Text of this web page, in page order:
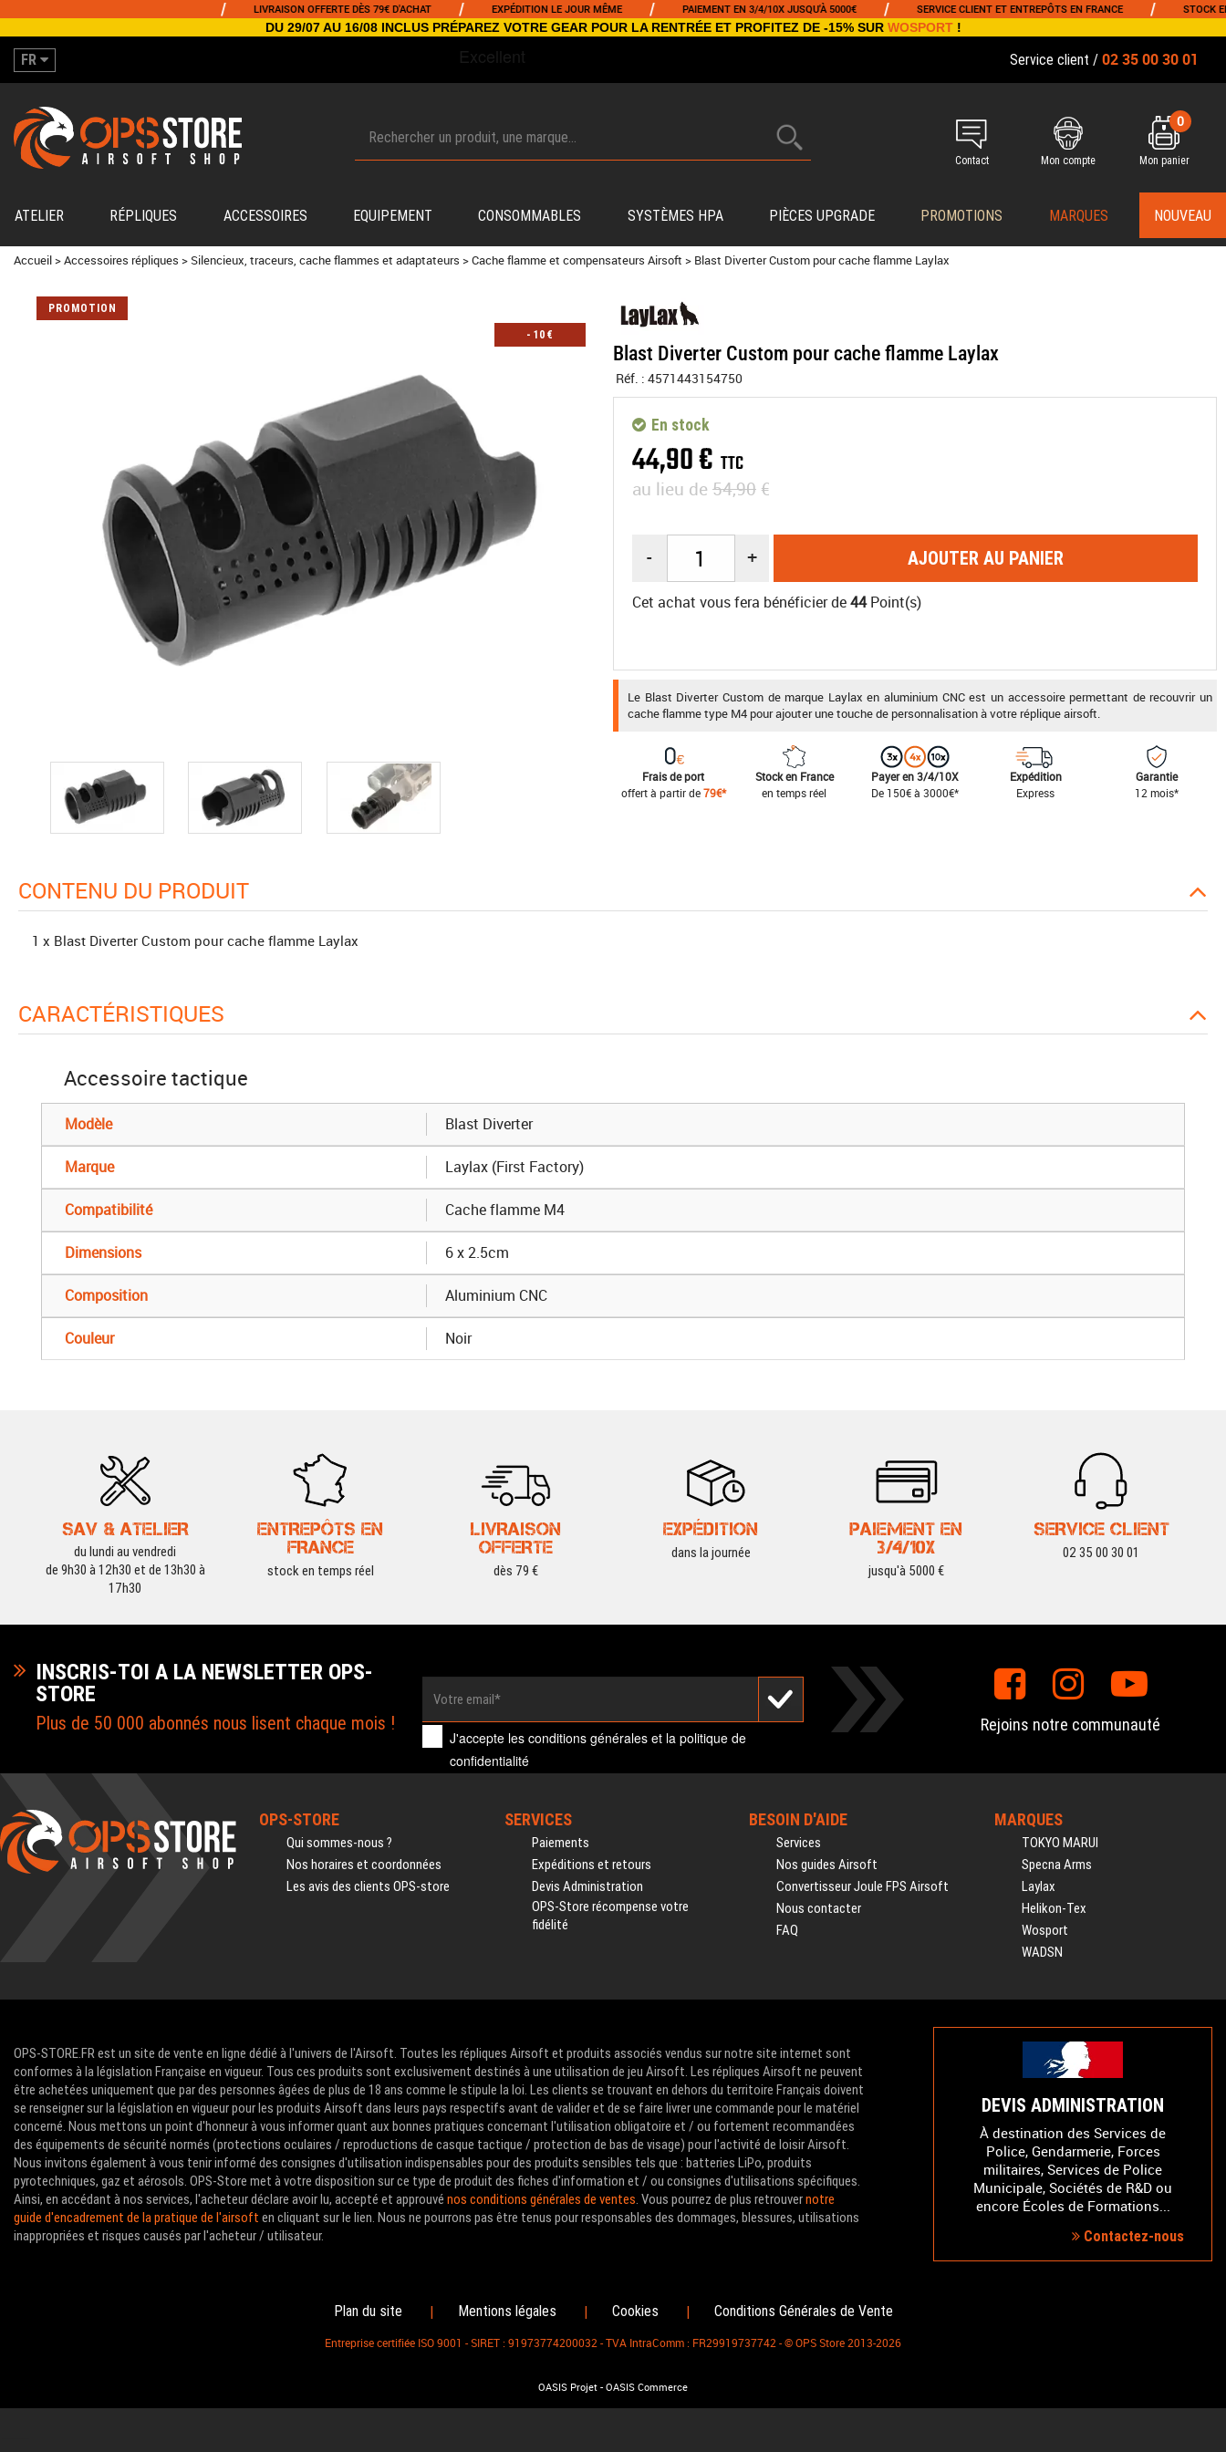
LIVRAISON OFFERTE DÈS 79€ D'ACHAT / EXPÉDITION LE JOUR MÊME / PAIEMENT EN 3/4/10X JUSQU'À 5000€ / SERVICE CLIENT ET ENTREPÔTS EN FRANCE / STOCK EN
DU 29/07 AU 16/08 INCLUS PRÉPAREZ VOTRE GEAR POUR LA RENTRÉE ET PROFITEZ DE -15% SUR WOSPORT!
FR Service client / 02 35 00 30 01
Contact Mon compte
0
Mon panier
ATELIER RÉPLIQUES ACCESSOIRES EQUIPEMENT CONSOMMABLES SYSTÈMES HPA PIÈCES UPGRADE PROMOTIONS MARQUES NOUVEAU
Accueil>Accessoires répliques > Silencieux, traceurs, cache flammes et adaptateurs >Cache flamme et compensateurs Airsoft > Blast Diverter Custom pour cache flamme Laylax
PROMOTION
-10 €
Blast Diverter Custom pour cache flamme Laylax
Réf. : 4571443154750
44,90€ TTC
au lieu de 54,90 €
En stock
- + AJOUTER AU PANIER
Cet achat vous fera bénéficier de44Point(s)
Le Blast Diverter Custom de marque Laylax en aluminium CNC est un accessoire permettant de recouvrir un
cache flamme type M4 pour ajouter une touche de personnalisation à votre réplique airsoft.
Frais de port
offert à partir de79€*
Stock en France
en temps réel
Payer en 3/4/10X
De 150€ à 3000€*
Expédition
Express
Garantie
12 mois*
CONTENU DU PRODUIT
1 x Blast Diverter Custom pour cache flamme Laylax
CARACTÉRISTIQUES
Accessoire tactique
Modèle Blast Diverter
Marque Laylax (First Factory)
Compatibilité Cache flamme M4
Dimensions 6 x 2.5cm
Composition Aluminium CNC
Couleur Noir
SAV & ATELIER
du lundi au vendredi
de 9h30 à 12h30 et de 13h30 à
17h30
ENTREPÔTS EN
FRANCE
stock en temps réel
LIVRAISON
OFFERTE
dès 79 €
EXPÉDITION
dans la journée
PAIEMENT EN
3/4/10X
jusqu'à 5000 €
SERVICE CLIENT
02 35 00 30 01
INSCRIS-TOI A LA NEWSLETTER OPS-
STORE
Plus de 50 000 abonnés nous lisent chaque mois !
J'accepte lesconditions générales et lapolitique de
confidentialité
Rejoins notre communauté
OPS-STORE
Qui sommes-nous ?
Nos horaires et coordonnées
Les avis des clients OPS-store
SERVICES
Paiements
Expéditions et retours
Devis Administration
OPS-Store récompense votre
fidélité
BESOIN D'AIDE
Services
Nos guides Airsoft
Convertisseur Joule FPS Airsoft
Nous contacter
FAQ
MARQUES
TOKYO MARUI
Specna Arms
Laylax
Helikon-Tex
Wosport
WADSN
OPS-STORE.FR est un site de vente en ligne dédié à l'univers de l'Airsoft. Toutes les répliques Airsoft et produits associés vendus sur notre site internet sont
conformes à la législation Française en vigueur. Tous ces produits sont exclusivement destinés à une utilisation de jeu Airsoft. Les répliques Airsoft ne peuvent
être achetées uniquement que par des personnes âgées de plus de 18 ans comme le stipule la loi. Les clients se trouvant en dehors du territoire Français doivent
se renseigner sur la législation en vigueur pour les produits Airsoft dans leurs pays respectifs avant de valider et de se faire livrer une commande pour le matériel
concerné. Nous mettons un point d'honneur à vous informer quant aux bonnes pratiques concernant l'utilisation obligatoire et / ou fortement recommandées
des équipements de sécurité normés (protections oculaires / reproductions de casque tactique / protection de bas de visage) pour l'activité de loisir Airsoft.
Nous invitons également à vous tenir informé des consignes d'utilisation indispensables pour des produits sensibles tels que : batteries LiPo, produits
pyrotechniques, gaz et aérosols. OPS-Store met à votre disposition sur ce type de produit des fiches d'information et / ou consignes d'utilisations spécifiques.
Ainsi, en accédant à nos services, l'acheteur déclare avoir lu, accepté et approuvé nos conditions générales de ventes . Vous pourrez de plus retrouvernotre
guide d'encadrement de la pratique de l'airsoft en cliquant sur le lien. Nous ne pourrons pas être tenus pour responsables des dommages, blessures, utilisations
inappropriées et risques causés par l'acheteur / utilisateur.
DEVIS ADMINISTRATION
À destination des Services de
Police, Gendarmerie, Forces
militaires, Services de Police
Municipale, Sociétés de R&D ou
encore Écoles de Formations...
Contactez-nous
Plan du site | Mentions légales | Cookies | Conditions Générales de Vente
Entreprise certifiée ISO 9001 - SIRET : 91973774200032 - TVA IntraComm : FR29919737742 - © OPS Store 2013-2026
OASIS Projet - OASIS Commerce